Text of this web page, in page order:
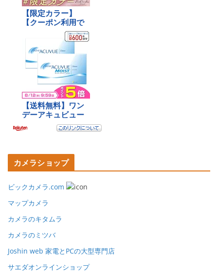
カメラショップ
ビックカメラ.com
マップカメラ
カメラのキタムラ
カメラのミツバ
Joshin web 家電とPCの大型専門店
サエダオンラインショップ